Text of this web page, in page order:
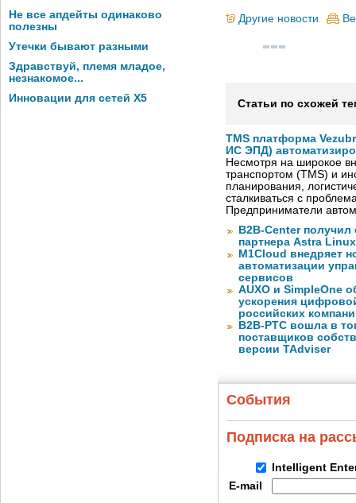
Не все апдейты одинаково
полезны
Утечки бывают разными
Здравствуй, племя младое,
незнакомое...
Инновации для сетей X5
Другие новости
Статьи по схожей
TMS платформа
ИС ЭПД)
Несмотря на широкое
транспортом (TMS) и
планирования,
сталкиваться с
Предприниматели
B2B-Center получил
партнера Astra Linux
M1Cloud внедряет
автоматизации
сервисов
AUXO и SimpleOne
ускорения
российских
B2B-РТС вошла в
поставщиков
версии TAdviser
События
Подписка на
Intelligent
E-mail